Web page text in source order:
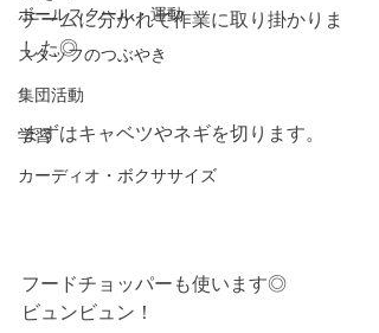
ボールスクール・運動
スタッフのつぶやき
集団活動
学習
カーディオ・ボクササイズ
チームに分かれて作業に取り掛かりま
した◎
まずはキャベツやネギを切ります。
フードチョッパーも使います◎
ビュンビュン！